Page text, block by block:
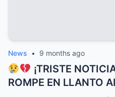
News • 9 months ago
¡TRISTE
ROMPE EN LLANTO